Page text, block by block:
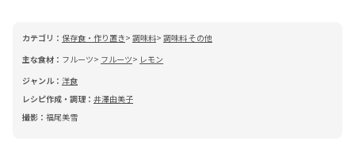
カテゴリ： 保存食・作り置き 調味料 調味料 その他
主な食材： フルーツ フルーツ
レモン
ジャンル： 洋食
レシピ作成・調理： 井澤由美子
撮影： 福尾美雪